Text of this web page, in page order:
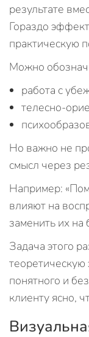
результате
Гораздо
практическую
Можно
работа с
телесно-
Но важно не
смысл через
Например:
влияют на
заменить их
Задача этого
понятного и
клиенту ясно,